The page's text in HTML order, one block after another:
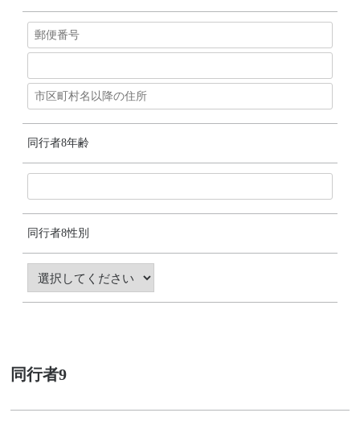
同行者8年齢
同行者8性別
同行者9